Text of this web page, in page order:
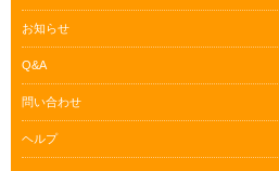
お知らせ
Q&A
問い合わせ
ヘルプ